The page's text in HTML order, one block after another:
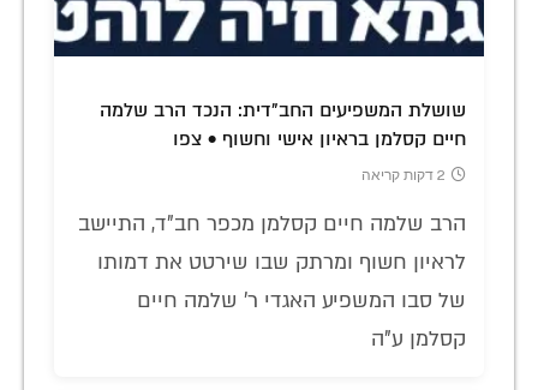
שושלת המשפיעים החב"דית: הנכד הרב שלמה
חיים קסלמן בראיון אישי וחשוף • צפו
2 דקות קריאה
הרב שלמה חיים קסלמן מכפר חב"ד, התיישב
לראיון חשוף ומרתק שבו שירטט את דמותו
של סבו המשפיע האגדי ר' שלמה חיים
קסלמן ע"ה